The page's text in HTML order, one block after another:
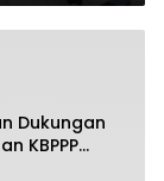
Dukungan
KBPPP